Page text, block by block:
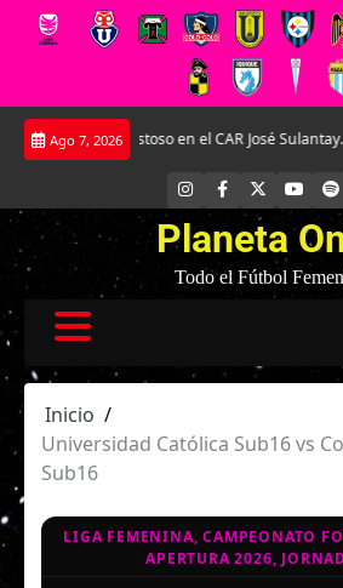
Saltar
Ago 7, 2026
doble amistoso en el CAR José Sulantay.
INSTAGRAM
FACEBOOK
Planeta
Todo el Fútbol
Inicio
Universidad Católica Sub16 vs
Sub16
LIGA FEMENINA, CAMPEONATO
APERTURA 2026,